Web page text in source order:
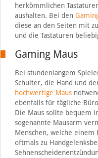
herkömmlichen
aushalten. Bei den
diese an den Seiten mit
und die Tastaturen
Gaming Maus
Bei stundenlangem
Schulter, die Hand und
hochwertige Maus
ebenfalls für tägliche
Die Maus sollte bequem
sogenannte Mausarm
Menschen, welche
oftmals zu